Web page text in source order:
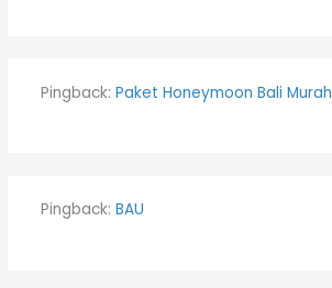
Pingback: Paket Honeymoon Bali Murah
Pingback: BAU